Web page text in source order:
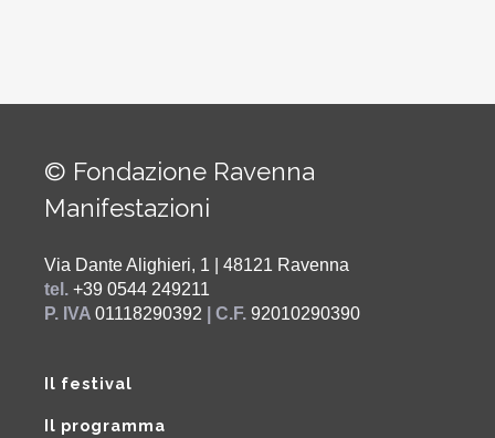
© Fondazione Ravenna
Manifestazioni
Via Dante Alighieri, 1 | 48121 Ravenna
tel. +39 0544 249211
P. IVA 01118290392 | C.F. 92010290390
Il festival
Il programma